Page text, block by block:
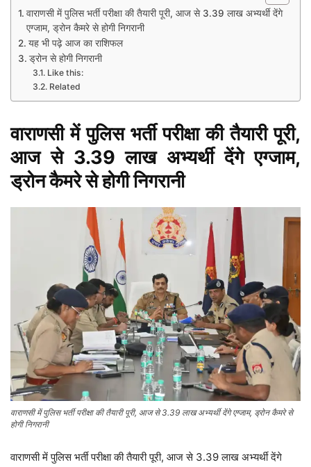
वाराणसी में पुलिस भर्ती परीक्षा की तैयारी पूरी, आज से 3.39 लाख अभ्यर्थी देंगे
एग्जाम, ड्रोन कैमरे से होगी निगरानी
यह भी पढ़े आज का राशिफल
ड्रोन से होगी निगरानी
Like this:
Related
वाराणसी में पुलिस भर्ती परीक्षा की तैयारी पूरी,
आज से 3.39 लाख अभ्यर्थी देंगे एग्जाम,
ड्रोन कैमरे से होगी निगरानी
वाराणसी में पुलिस भर्ती परीक्षा की तैयारी पूरी, आज से 3.39 लाख अभ्यर्थी देंगे एग्जाम, ड्रोन कैमरे से
होगी निगरानी
वाराणसी में पुलिस भर्ती परीक्षा की तैयारी पूरी, आज से 3.39 लाख अभ्यर्थी देंगे